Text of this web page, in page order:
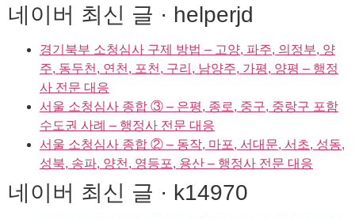
네이버 최신 글 · helperjd
경기북부 소청심사 구제 방법 – 고양, 파주, 의정부, 양
주, 동두천, 연천, 포천, 구리, 남양주, 가평, 양평 – 행정
사 전문 대응
서울 소청심사 종합 ③ – 은평, 종로, 중구, 중랑구 포함
수도권 사례 – 행정사 전문 대응
서울 소청심사 종합 ② – 동작, 마포, 서대문, 서초, 성동,
성북, 송파, 양천, 영등포, 용산 – 행정사 전문 대응
네이버 최신 글 · k14970